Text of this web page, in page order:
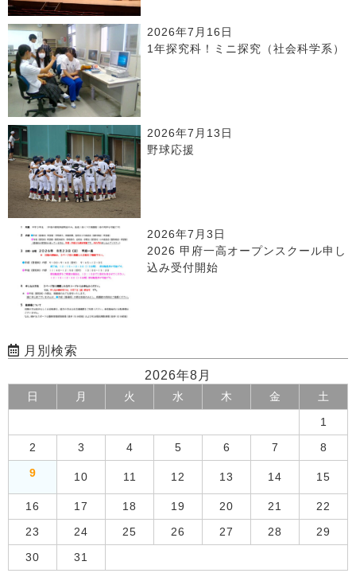
2026年7月16日
1年探究科！ミニ探究（社会科学系）
2026年7月13日
野球応援
2026年7月3日
2026 甲府一高オープンスクール申し
込み受付開始
月別検索
2026年8月
日 月 火 水 木 金 土
1
2 3 4 5 6 7 8
9 10 11 12 13 14 15
16 17 18 19 20 21 22
23 24 25 26 27 28 29
30 31